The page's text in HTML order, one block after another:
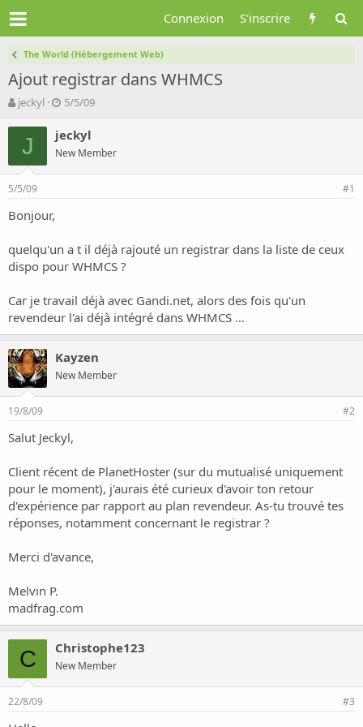
Connexion S'inscrire
The World (Hébergement Web)
Ajout registrar dans WHMCS
A
t
r
d
l
d
i
u
s
s
i
o
n
jeckyl
D
t
d
e
t
5/5/09
J jeckyl
New Member
5/5/09 #1
Bonjour,
quelqu'un a t il déjà rajouté un registrar dans la liste de ceux
dispo pour WHMCS ?
Car je travail déjà avec Gandi.net, alors des fois qu'un
revendeur l'ai déjà intégré dans WHMCS ...
Kayzen
New Member
19/8/09 #2
Salut Jeckyl,
Client récent de PlanetHoster (sur du mutualisé uniquement
pour le moment), j'aurais été curieux d'avoir ton retour
d'expérience par rapport au plan revendeur. As-tu trouvé tes
réponses, notamment concernant le registrar ?
Merci d'avance,
Melvin P.
madfrag.com
C Christophe123
New Member
22/8/09 #3